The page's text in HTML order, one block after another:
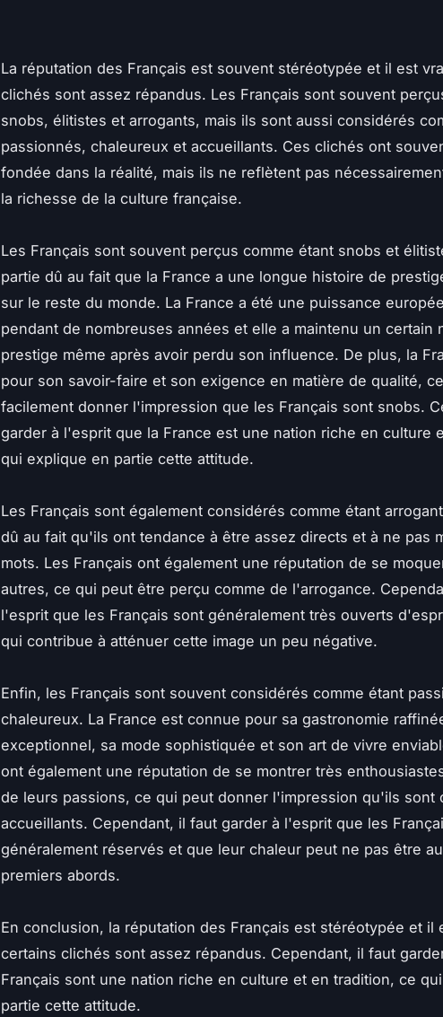
La réputation des Français est souvent stéréotypée et il est
clichés sont assez répandus. Les Français sont souvent
snobs, élitistes et arrogants, mais ils sont aussi considérés
passionnés, chaleureux et accueillants. Ces clichés ont
fondée dans la réalité, mais ils ne reflètent pas
la richesse de la culture française.
Les Français sont souvent perçus comme étant snobs et
partie dû au fait que la France a une longue histoire de
sur le reste du monde. La France a été une puissance
pendant de nombreuses années et elle a maintenu un certain
prestige même après avoir perdu son influence. De plus, la
pour son savoir-faire et son exigence en matière de qualité,
facilement donner l'impression que les Français sont snobs.
garder à l'esprit que la France est une nation riche en culture
qui explique en partie cette attitude.
Les Français sont également considérés comme étant
dû au fait qu'ils ont tendance à être assez directs et à ne pas
mots. Les Français ont également une réputation de se
autres, ce qui peut être perçu comme de l'arrogance.
l'esprit que les Français sont généralement très ouverts
qui contribue à atténuer cette image un peu négative.
Enfin, les Français sont souvent considérés comme étant
chaleureux. La France est connue pour sa gastronomie
exceptionnel, sa mode sophistiquée et son art de vivre
ont également une réputation de se montrer très
de leurs passions, ce qui peut donner l'impression qu'ils sont
accueillants. Cependant, il faut garder à l'esprit que les
généralement réservés et que leur chaleur peut ne pas être
premiers abords.
En conclusion, la réputation des Français est stéréotypée et il
certains clichés sont assez répandus. Cependant, il faut
Français sont une nation riche en culture et en tradition, ce
partie cette attitude.